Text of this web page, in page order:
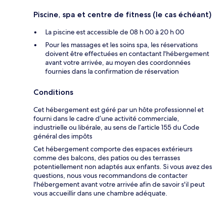
Piscine, spa et centre de fitness (le cas échéant)
La piscine est accessible de 08 h 00 à 20 h 00
Pour les massages et les soins spa, les réservations
doivent être effectuées en contactant l'hébergement
avant votre arrivée, au moyen des coordonnées
fournies dans la confirmation de réservation
Conditions
Cet hébergement est géré par un hôte professionnel et
fourni dans le cadre d’une activité commerciale,
industrielle ou libérale, au sens de l’article 155 du Code
général des impôts
Cet hébergement comporte des espaces extérieurs
comme des balcons, des patios ou des terrasses
potentiellement non adaptés aux enfants. Si vous avez des
questions, nous vous recommandons de contacter
l'hébergement avant votre arrivée afin de savoir s'il peut
vous accueillir dans une chambre adéquate.